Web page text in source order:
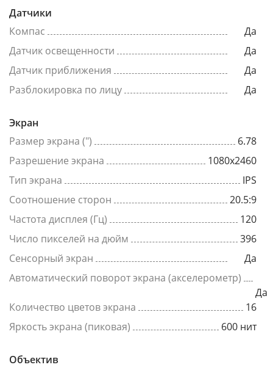
Датчики
Компас
Да
Датчик освещенности
Да
Датчик приближения
Да
Разблокировка по лицу
Да
Экран
Размер экрана (")
6.78
Разрешение экрана
1080x2460
Тип экрана
IPS
Соотношение сторон
20.5:9
Частота дисплея (Гц)
120
Число пикселей на дюйм
396
Сенсорный экран
Да
Автоматический поворот экрана (акселерометр)
Да
Количество цветов экрана
16
Яркость экрана (пиковая)
600 нит
Объектив